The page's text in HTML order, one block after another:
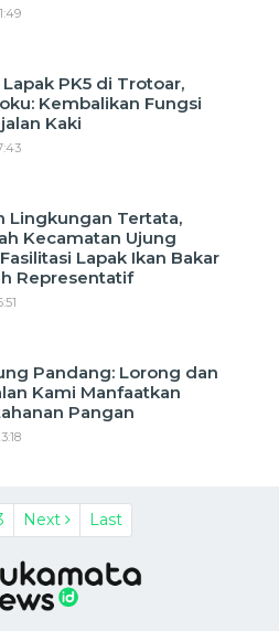
PK5 di Trotoar,
Kembalikan Fungsi
Kaki
Lingkungan Tertata,
Kecamatan Ujung
Lapak Ikan Bakar
Representatif
Pandang: Lorong dan
Kami Manfaatkan
Pangan
Next Last